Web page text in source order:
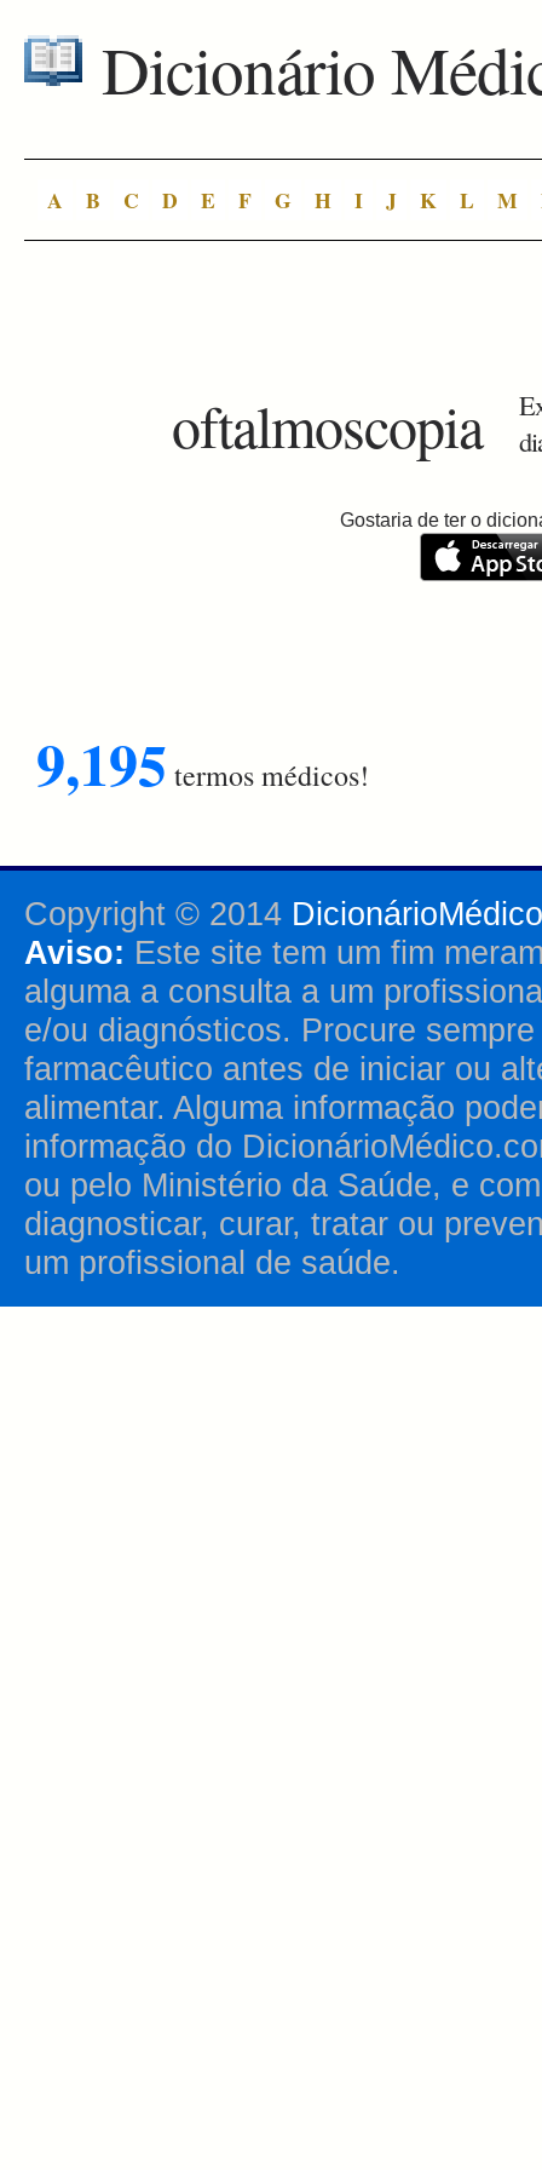
Dicionário
A B C D E F G H I J K L M
oftalmoscopia
Gostaria de ter o
9,195 termos médicos!
Copyright © 2014
Aviso: Este site tem um fim
alguma a consulta a um
e/ou diagnósticos. Procure
farmacêutico antes de iniciar ou
alimentar. Alguma informação
informação do
ou pelo Ministério da Saúde, e
diagnosticar, curar, tratar ou
um profissional de saúde.